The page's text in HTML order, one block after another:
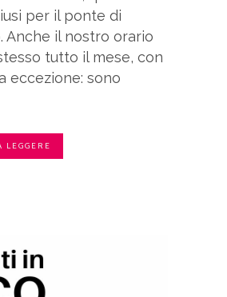
per il ponte di
Anche il nostro orario
tutto il mese, con
eccezione: sono
LEGGERE